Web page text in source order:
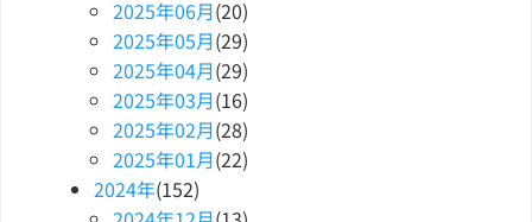
2025年06月(20)
2025年05月(29)
2025年04月(29)
2025年03月(16)
2025年02月(28)
2025年01月(22)
2024年(152)